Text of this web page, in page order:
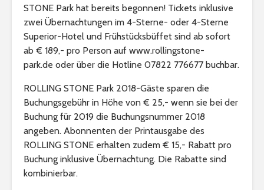
STONE Park hat bereits begonnen! Tickets inklusive
zwei Übernachtungen im 4-Sterne- oder 4-Sterne
Superior-Hotel und Frühstücksbüffet sind ab sofort
ab € 189,- pro Person auf www.rollingstone-
park.de oder über die Hotline 07822 776677 buchbar.
ROLLING STONE Park 2018-Gäste sparen die
Buchungsgebühr in Höhe von € 25,- wenn sie bei der
Buchung für 2019 die Buchungsnummer 2018
angeben. Abonnenten der Printausgabe des
ROLLING STONE erhalten zudem € 15,- Rabatt pro
Buchung inklusive Übernachtung. Die Rabatte sind
kombinierbar.